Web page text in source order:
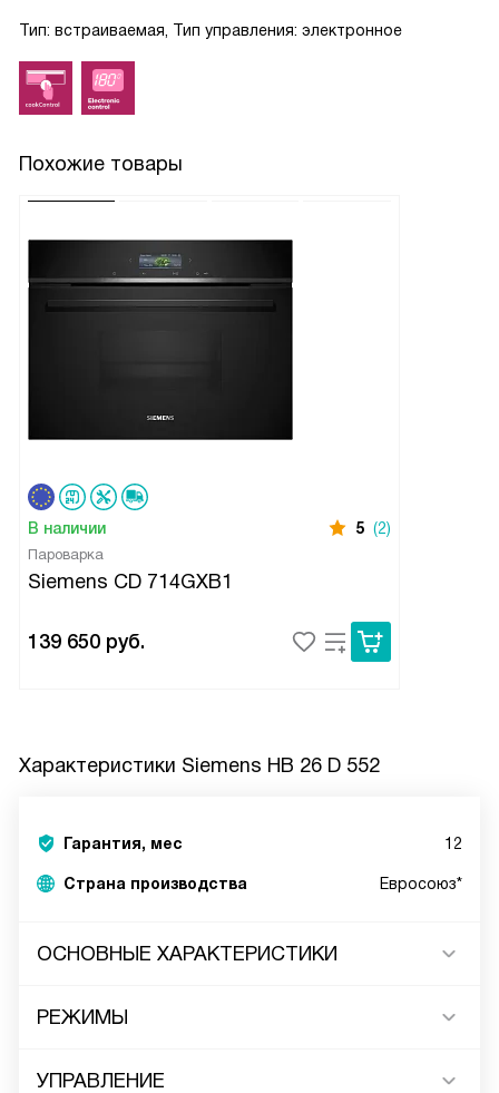
Тип: встраиваемая, Тип управления: электронное
Похожие товары
В наличии 5 (2)
Пароварка
Siemens CD 714GXB1
139 650 руб.
Характеристики Siemens HB 26 D 552
Гарантия, мес 12
Страна производства Евросоюз*
ОСНОВНЫЕ ХАРАКТЕРИСТИКИ
РЕЖИМЫ
УПРАВЛЕНИЕ